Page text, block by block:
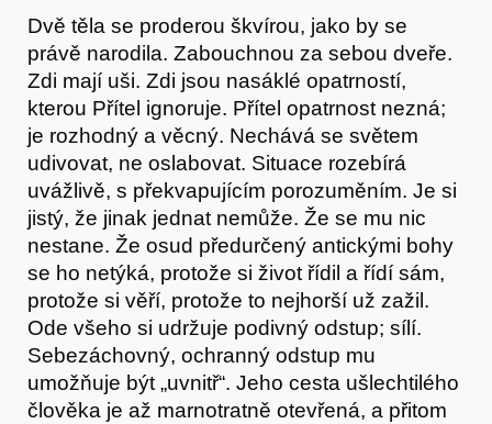
Časopis
Dvě těla se proderou škvírou, jako by se
právě narodila. Zabouchnou za sebou dveře.
Zdi mají uši. Zdi jsou nasáklé opatrností,
kterou Přítel ignoruje. Přítel opatrnost nezná;
je rozhodný a věcný. Nechává se světem
udivovat, ne oslabovat. Situace rozebírá
uvážlivě, s překvapujícím porozuměním. Je si
jistý, že jinak jednat nemůže. Že se mu nic
nestane. Že osud předurčený antickými bohy
se ho netýká, protože si život řídil a řídí sám,
protože si věří, protože to nejhorší už zažil.
Ode všeho si udržuje podivný odstup; sílí.
Sebezáchovný, ochranný odstup mu
umožňuje být „uvnitř“. Jeho cesta ušlechtilého
člověka je až marnotratně otevřená, a přitom